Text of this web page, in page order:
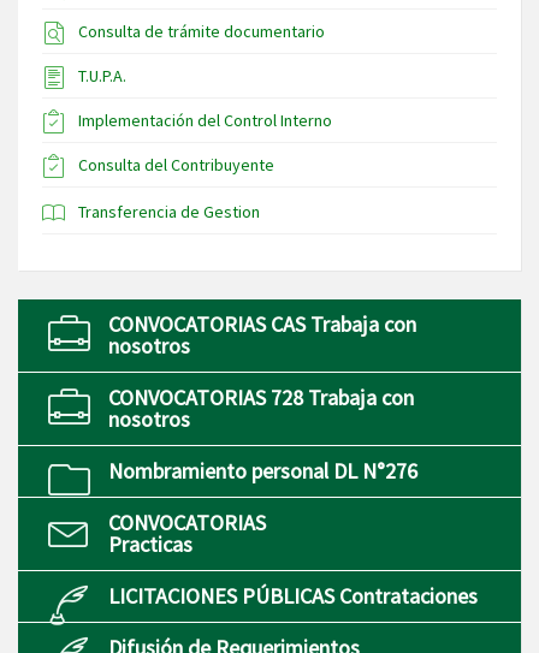
Consulta de trámite documentario
T.U.P.A.
Implementación del Control Interno
Consulta del Contribuyente
Transferencia de Gestion
CONVOCATORIAS CAS Trabaja con
nosotros
CONVOCATORIAS 728 Trabaja con
nosotros
Nombramiento personal DL N°276
CONVOCATORIAS
Practicas
LICITACIONES PÚBLICAS Contrataciones